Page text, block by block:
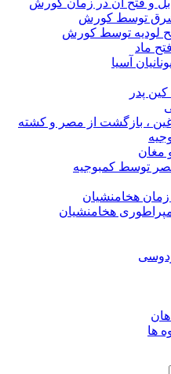
و فتح آن در زمان کورش
شرق توسط کورش
لودیه توسط کورش
ماد
آسیا
پدر
، بازگشت از مصر و کشته
مغان
توسط کمبوجیه
زمان هخامنشیان
هخامنشیان
ها